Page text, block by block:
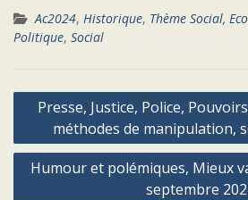
Ac2024, Historique, Thème Social,
Politique, Social
Navigation
l’article
Presse, Justice, Police,
méthodes de manipulation,
Humour et polémiques, Mieux
septembre